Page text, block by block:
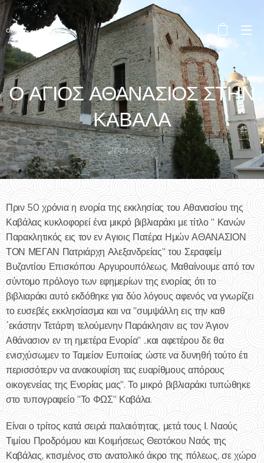
Created by eykalipsis
Ο ΑΓΙΟΣ ΑΘΑΝΑΣΙΟΣ ΣΤΗΝ
ΚΑΒΑΛΑ
2021-05-27
Πριν 50 χρόνια η ενορία της εκκλησίας του Αθανασίου της
Καβάλας κυκλοφορεί ένα μικρό βιβλιαράκι με τίτλο " Κανών
Παρακλητικός εις τον εν Αγιοις Πατέρα Ημών ΑΘΑΝΑΣΙΟΝ
ΤΟΝ ΜΕΓΑΝ Πατριάρχη Αλεξανδρείας" του Σεραφείμ
Βυζαντίου Επισκόπου Αργυρουπόλεως. Μαθαίνουμε από τον
σύντομο πρόλογο των εφημερίων της ενορίας ότι το
βιβλιαράκι αυτό εκδόθηκε για δύο λόγους αφενός να γνωρίζει
το ευσεβές εκκλησίασμα και να "συμψάλλη εις την καθ
΄εκάστην Τετάρτη τελούμενην Παράκλησιν εις τον Άγιον
Αθάνασιον εν τη ημετέρα Ενορία" ..και αφετέρου δε θα
ενισχύσωμεν το Ταμείον Ευποιίας ώστε να δυνηθή τούτο έτι
περισσότερν να ανακουφίση τας ευαρίθμους απόρους
οικογενείας της Ενορίας μας". Το μικρό βιβλιαράκι τυπώθηκε
στο τυπογραφείο "Το ΦΩΣ" Καβάλα.
Είναι ο τρίτος κατά σειρά παλαιότητας, μετά τους Ι. Ναούς
Τιμίου Προδρόμου και Κοιμήσεως Θεοτόκου Ναός της
Καβάλας, κτισμένος στο ανατολικό άκρο της πόλεως, σε χώρο